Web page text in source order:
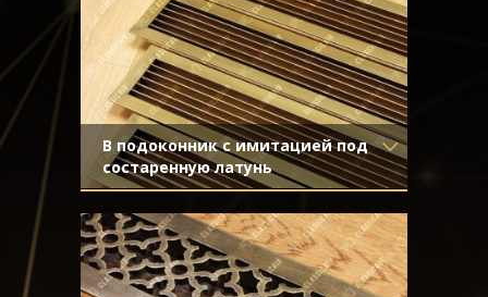
В подоконник с имитацией под
состаренную латунь
Материал- Обычная сталь
Отделка- Декорирование под
стареную латунь с затёртостью